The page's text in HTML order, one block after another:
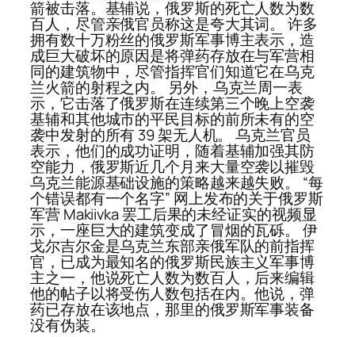
箭被击落。基辅说，俄罗斯的死亡人数为数
百人，尽管亲俄官员称这是夸大其词。 许多
拥有数十万粉丝的俄罗斯军事博主表示，造
成巨大破坏的原因是将弹药存放在与军营相
同的建筑物中，尽管指挥官们知道它在乌克
兰火箭的射程之内。 另外，乌克兰周一表
示，它击落了俄罗斯在连续第三个晚上空袭
基辅和其他城市的平民目标的前所未有的空
袭中发射的所有 39 架无人机。 乌克兰官员
表示，他们的成功证明，随着基辅加强其防
空能力，俄罗斯近几个月来大量空袭以摧毁
乌克兰能源基础设施的策略越来越失败。 “每
个错误都有一个名字” 网上发布的关于俄罗斯
军营 Makiivka 罢工后果的未经证实的视频显
示，一座巨大的建筑变成了冒烟的瓦砾。 伊
戈尔吉尔金是乌克兰东部亲俄军队的前指挥
官，已成为最知名的俄罗斯民族主义军事博
主之一，他说死亡人数为数百人，后来编辑
他的帖子以将受伤人数包括在内。他说，弹
药已存放在该地点，那里的俄罗斯军事装备
没有伪装。